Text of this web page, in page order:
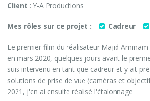
Client : Y-A Productions
Mes rôles sur ce projet :  Cadreur 
Le premier film du réalisateur Majid
en mars 2020, quelques jours avant le
suis intervenu en tant que cadreur et y ait
solutions de prise de vue (caméras et
2021, j'en ai ensuite réalisé l'étalonnage.